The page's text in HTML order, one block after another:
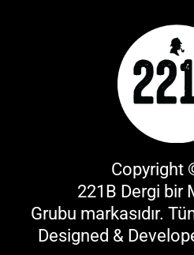
Copyright
221B Dergi bir
Grubu markasıdır.
Designed &